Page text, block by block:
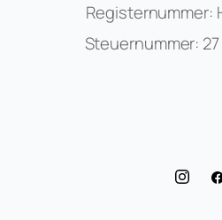
Registernummer:
Steuernummer: 27